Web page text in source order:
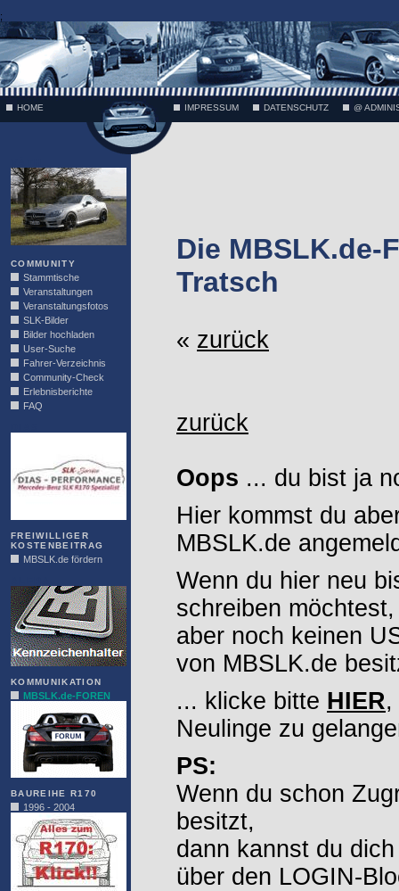
;
HOME IMPRESSUM DATENSCHUTZ @
COMMUNITY
Stammtische
Veranstaltungen
Veranstaltungsfotos
SLK-Bilder
Bilder hochladen
User-Suche
Fahrer-Verzeichnis
Community-Check
Erlebnisberichte
FAQ
FREIWILLIGER
KOSTENBEITRAG
MBSLK.de fördern
KOMMUNIKATION
MBSLK.de-FOREN
BAUREIHE R170
1996 - 2004
Die MBSLK.de-
Tratsch
« zurück
zurück
Oops ... du bist ja
Hier kommst du
MBSLK.de
Wenn du hier neu
schreiben möchtest,
aber noch keinen
von MBSLK.de
... klicke bitte HIER,
Neulinge zu
PS:
Wenn du schon
besitzt,
dann kannst du
über den LOGIN-